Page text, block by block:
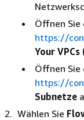
Öffnen Sie
https://
Your VPCs
Öffnen Sie
https://
Subnetze
Wählen Sie